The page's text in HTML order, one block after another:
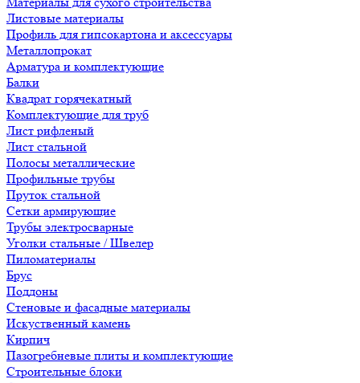
Листовые материалы
Профиль для гипсокартона и аксессуары
Металлопрокат
Арматура и комплектующие
Балки
Квадрат горячекатный
Комплектующие для труб
Лист рифленый
Лист стальной
Полосы металлические
Профильные трубы
Пруток стальной
Сетки армирующие
Трубы электросварные
Уголки стальные / Швелер
Пиломатериалы
Брус
Поддоны
Стеновые и фасадные материалы
Искуственный камень
Кирпич
Пазогребневые плиты и комплектующие
Строительные блоки